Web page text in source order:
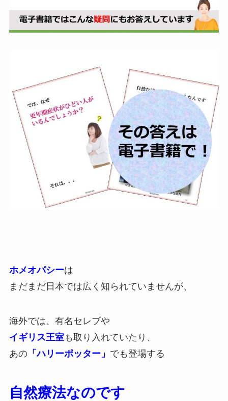
ホメオパシーは
まだまだ日本では広く知られていませんが、
海外では、有名セレブや
イギリス王室も取り入れていたり、
あの「ハリーポッター」 でも登場する
自然療法なのです